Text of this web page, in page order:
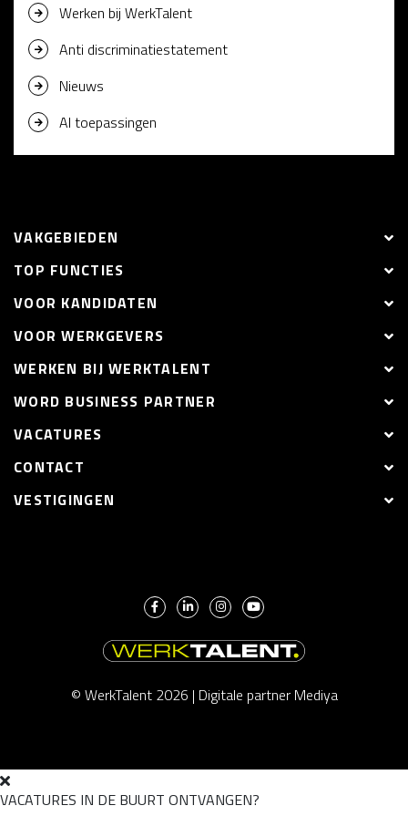
Werken bij WerkTalent
Anti discriminatiestatement
Nieuws
AI toepassingen
VAKGEBIEDEN
TOP FUNCTIES
VOOR KANDIDATEN
VOOR WERKGEVERS
WERKEN BIJ WERKTALENT
WORD BUSINESS PARTNER
VACATURES
CONTACT
VESTIGINGEN
© WerkTalent 2026 | Digitale partner Mediya
VACATURES IN DE BUURT ONTVANGEN?